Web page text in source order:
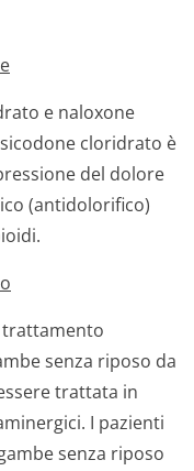
e naloxone
cloridrato è
del dolore
(antidolorifico)
trattamento
senza riposo da
trattata in
I pazienti
senza riposo